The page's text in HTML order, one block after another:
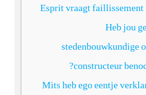
Esprit vraagt
Heb jou
stedenbouwkundige
constructeur
Mits heb ego eentje